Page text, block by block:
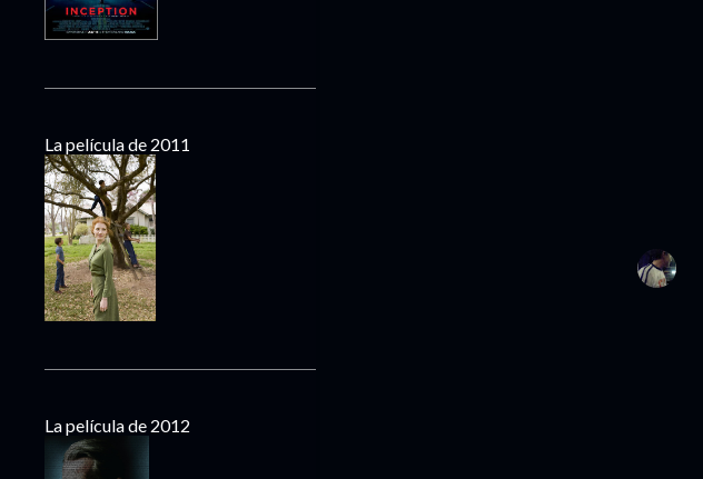
La película de 2011
La película de 2012